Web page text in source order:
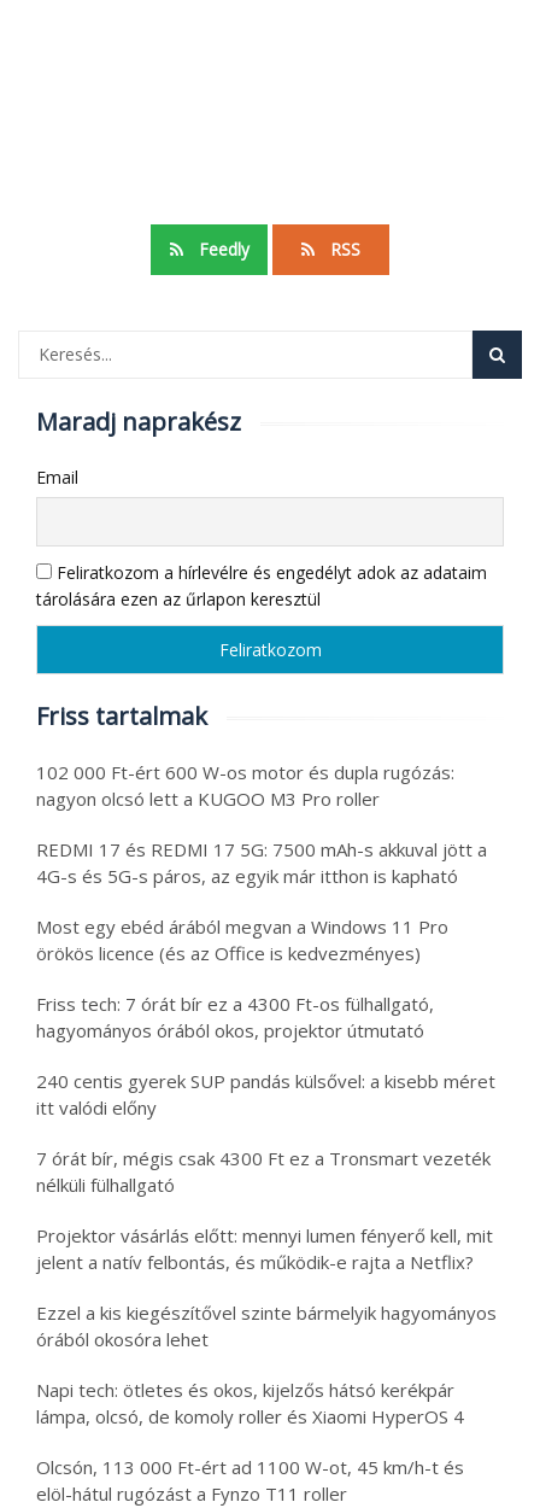
Feedly RSS
Maradj naprakész
Email
Feliratkozom a hírlevélre és engedélyt adok az adataim
tárolására ezen az űrlapon keresztül
Friss tartalmak
102 000 Ft-ért 600 W-os motor és dupla rugózás:
nagyon olcsó lett a KUGOO M3 Pro roller
REDMI 17 és REDMI 17 5G: 7500 mAh-s akkuval jött a
4G-s és 5G-s páros, az egyik már itthon is kapható
Most egy ebéd árából megvan a Windows 11 Pro
örökös licence (és az Office is kedvezményes)
Friss tech: 7 órát bír ez a 4300 Ft-os fülhallgató,
hagyományos órából okos, projektor útmutató
240 centis gyerek SUP pandás külsővel: a kisebb méret
itt valódi előny
7 órát bír, mégis csak 4300 Ft ez a Tronsmart vezeték
nélküli fülhallgató
Projektor vásárlás előtt: mennyi lumen fényerő kell, mit
jelent a natív felbontás, és működik-e rajta a Netflix?
Ezzel a kis kiegészítővel szinte bármelyik hagyományos
órából okosóra lehet
Napi tech: ötletes és okos, kijelzős hátsó kerékpár
lámpa, olcsó, de komoly roller és Xiaomi HyperOS 4
Olcsón, 113 000 Ft-ért ad 1100 W-ot, 45 km/h-t és
elöl-hátul rugózást a Fynzo T11 roller